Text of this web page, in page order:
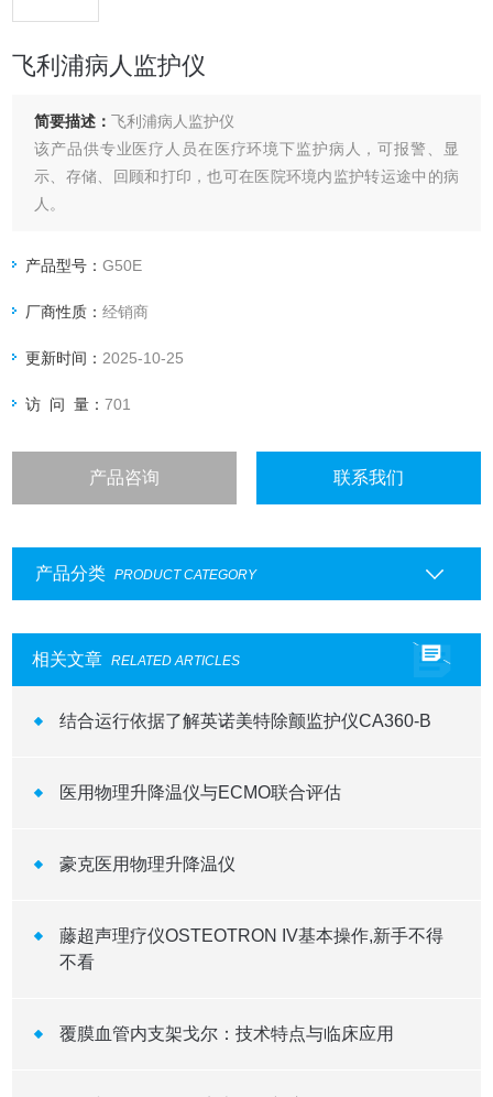
飞利浦病人监护仪
简要描述：飞利浦病人监护仪
该产品供专业医疗人员在医疗环境下监护病人，可报警、显
示、存储、回顾和打印，也可在医院环境内监护转运途中的病
人。
产品型号：G50E
厂商性质：经销商
更新时间： 2025-10-25
访 问 量：701
产品咨询 联系我们
产品分类 PRODUCT CATEGORY
相关文章 RELATED ARTICLES
结合运行依据了解英诺美特除颤监护仪CA360-B
医用物理升降温仪与ECMO联合评估
豪克医用物理升降温仪
藤超声理疗仪OSTEOTRON IV基本操作,新手不得
不看
覆膜血管内支架戈尔：技术特点与临床应用